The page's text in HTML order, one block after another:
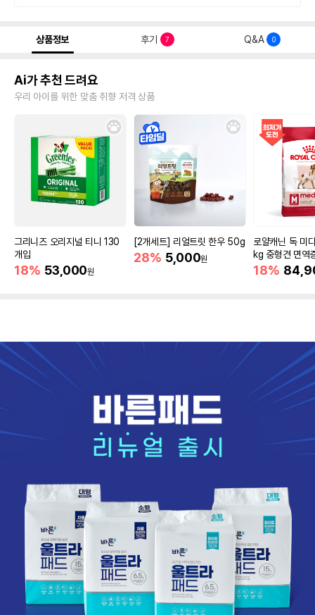
상품정보 후기 7 Q&A 0
Ai가 추천 드려요
우리 아이를 위한 맞춤 취향 저격 상품
그리니즈 오리지널 티니 130
개입
18% 53,000원
[2개세트] 리얼트릿 한우 50g
28% 5,000원
로얄캐닌 독 미
kg 중형견 면역
18%